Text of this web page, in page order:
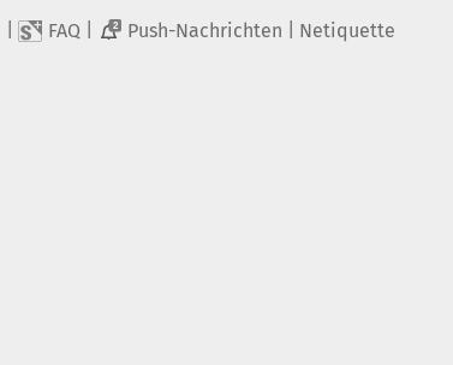
FAQ 2 Push-Nachrichten Netiquette